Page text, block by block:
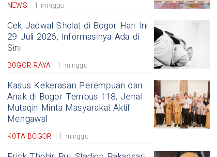
NEWS 1 minggu
Cek Jadwal Sholat di Bogor Hari Ini
29 Juli 2026, Informasinya Ada di
Sini
BOGOR RAYA 1 minggu
Kasus Kekerasan Perempuan dan
Anak di Bogor Tembus 118, Jenal
Mutaqin Minta Masyarakat Aktif
Mengawal
KOTA BOGOR 1 minggu